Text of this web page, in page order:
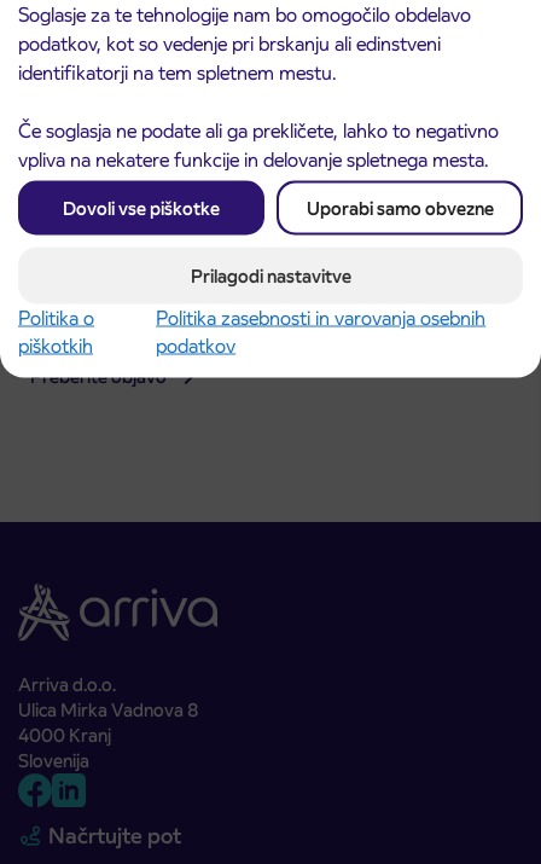
Soglasje za te tehnologije nam bo omogočilo obdelavo
podatkov, kot so vedenje pri brskanju ali edinstveni
identifikatorji na tem spletnem mestu.
Če soglasja ne podate ali ga prekličete, lahko to negativno
vpliva na nekatere funkcije in delovanje spletnega mesta.
Dovoli vse piškotke Uporabi samo obvezne
Prilagodi nastavitve
Politika o
piškotkih
Politika zasebnosti in varovanja osebnih
podatkov
31. 7. 2026
Obvestilo o popolni zapori dela Škofjeloške
ceste v Stražišču pri Kranju
Kranj
Preberite objavo
Arriva d.o.o.
Ulica Mirka Vadnova 8
4000 Kranj
Slovenija
Načrtujte pot